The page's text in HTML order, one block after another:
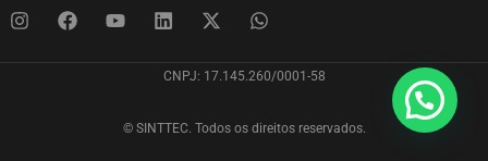
CNPJ: 17.145.260/0001-58
© SINTTEC. Todos os direitos reservados.